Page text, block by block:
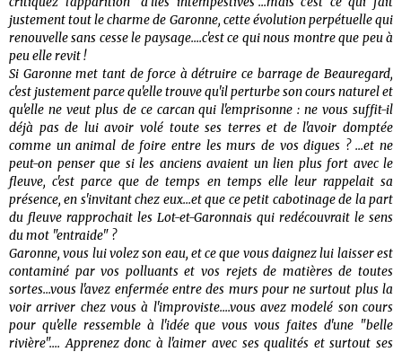
justement tout le charme de Garonne, cette évolution perpétuelle qui
renouvelle sans cesse le paysage....c'est ce qui nous montre que peu à
peu elle revit !
Si Garonne met tant de force à détruire ce barrage de Beauregard,
c'est justement parce qu'elle trouve qu'il perturbe son cours naturel et
qu'elle ne veut plus de ce carcan qui l'emprisonne : ne vous suffit-il
déjà pas de lui avoir volé toute ses terres et de l'avoir domptée
comme un animal de foire entre les murs de vos digues ? ...et ne
peut-on penser que si les anciens avaient un lien plus fort avec le
fleuve, c'est parce que de temps en temps elle leur rappelait sa
présence, en s'invitant chez eux...et que ce petit cabotinage de la part
du fleuve rapprochait les Lot-et-Garonnais qui redécouvrait le sens
du mot "entraide" ?
Garonne, vous lui volez son eau, et ce que vous daignez lui laisser est
contaminé par vos polluants et vos rejets de matières de toutes
sortes...vous l'avez enfermée entre des murs pour ne surtout plus la
voir arriver chez vous à l'improviste....vous avez modelé son cours
pour qu'elle ressemble à l'idée que vous vous faites d'une "belle
rivière".... Apprenez donc à l'aimer avec ses qualités et surtout ses